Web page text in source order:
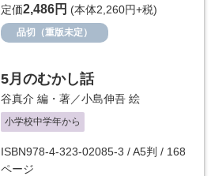
定価2,486円 (本体2,260円+税)
品切（重版未定）
5月のむかし話
谷真介 編・著／小島伸吾 絵
小学校中学年から
ISBN978-4-323-02085-3 / A5判 / 168
ページ